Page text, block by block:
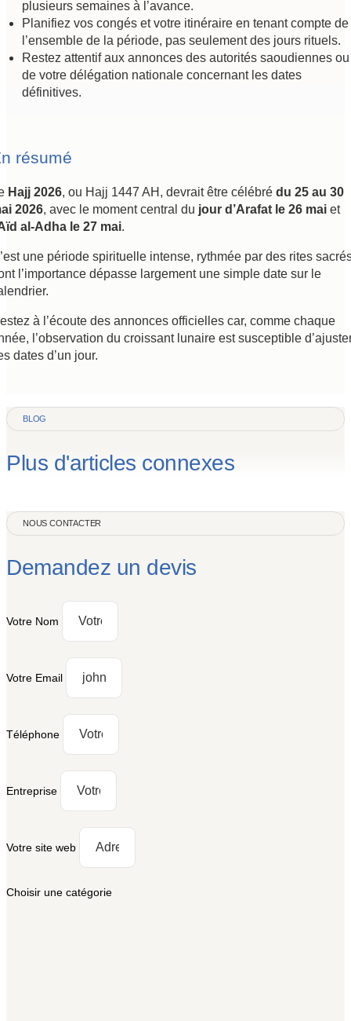
plusieurs semaines à l’avance.
Planifiez vos congés et votre itinéraire en tenant compte de
l’ensemble de la période, pas seulement des jours rituels.
Restez attentif aux annonces des autorités saoudiennes ou
de votre délégation nationale concernant les dates
définitives.
résumé
Hajj 2026, ou Hajj 1447 AH, devrait être célébré du 25 au 30
2026, avec le moment central du jour d’Arafat le 26 mai et
al-Adha le 27 mai.
une période spirituelle intense, rythmée par des rites
l’importance dépasse largement une simple date sur le
à l’écoute des annonces officielles car, comme chaque
l’observation du croissant lunaire est susceptible
dates d’un jour.
BLOG
Plus d'articles connexes
NOUS CONTACTER
Demandez un devis
Votre Nom
Votre Email
Téléphone
Entreprise
Votre site web
Choisir une catégorie